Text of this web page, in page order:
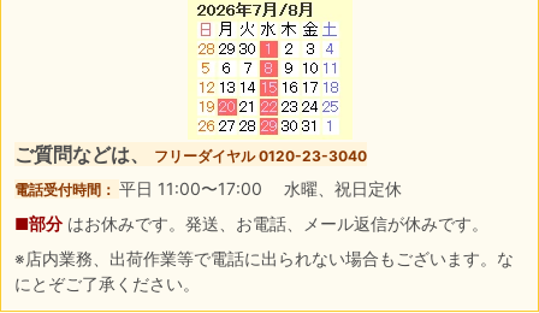
ご質問などは、
フリーダイヤル 0120-23-3040
電話受付時間： 平日 11:00〜17:00 水曜、祝日定休
■部分 はお休みです。発送、お電話、メール返信が休みです。
※店内業務、出荷作業等で電話に出られない場合もございます。な
にとぞご了承ください。